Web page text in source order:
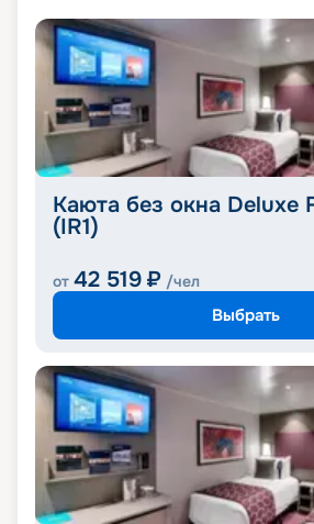
Каюта без окна Deluxe
(IR1)
от 42 519 ₽ /чел
Выбрать